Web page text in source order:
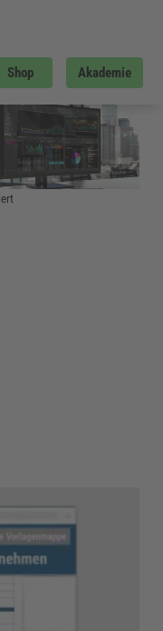
Shop Akademie
System